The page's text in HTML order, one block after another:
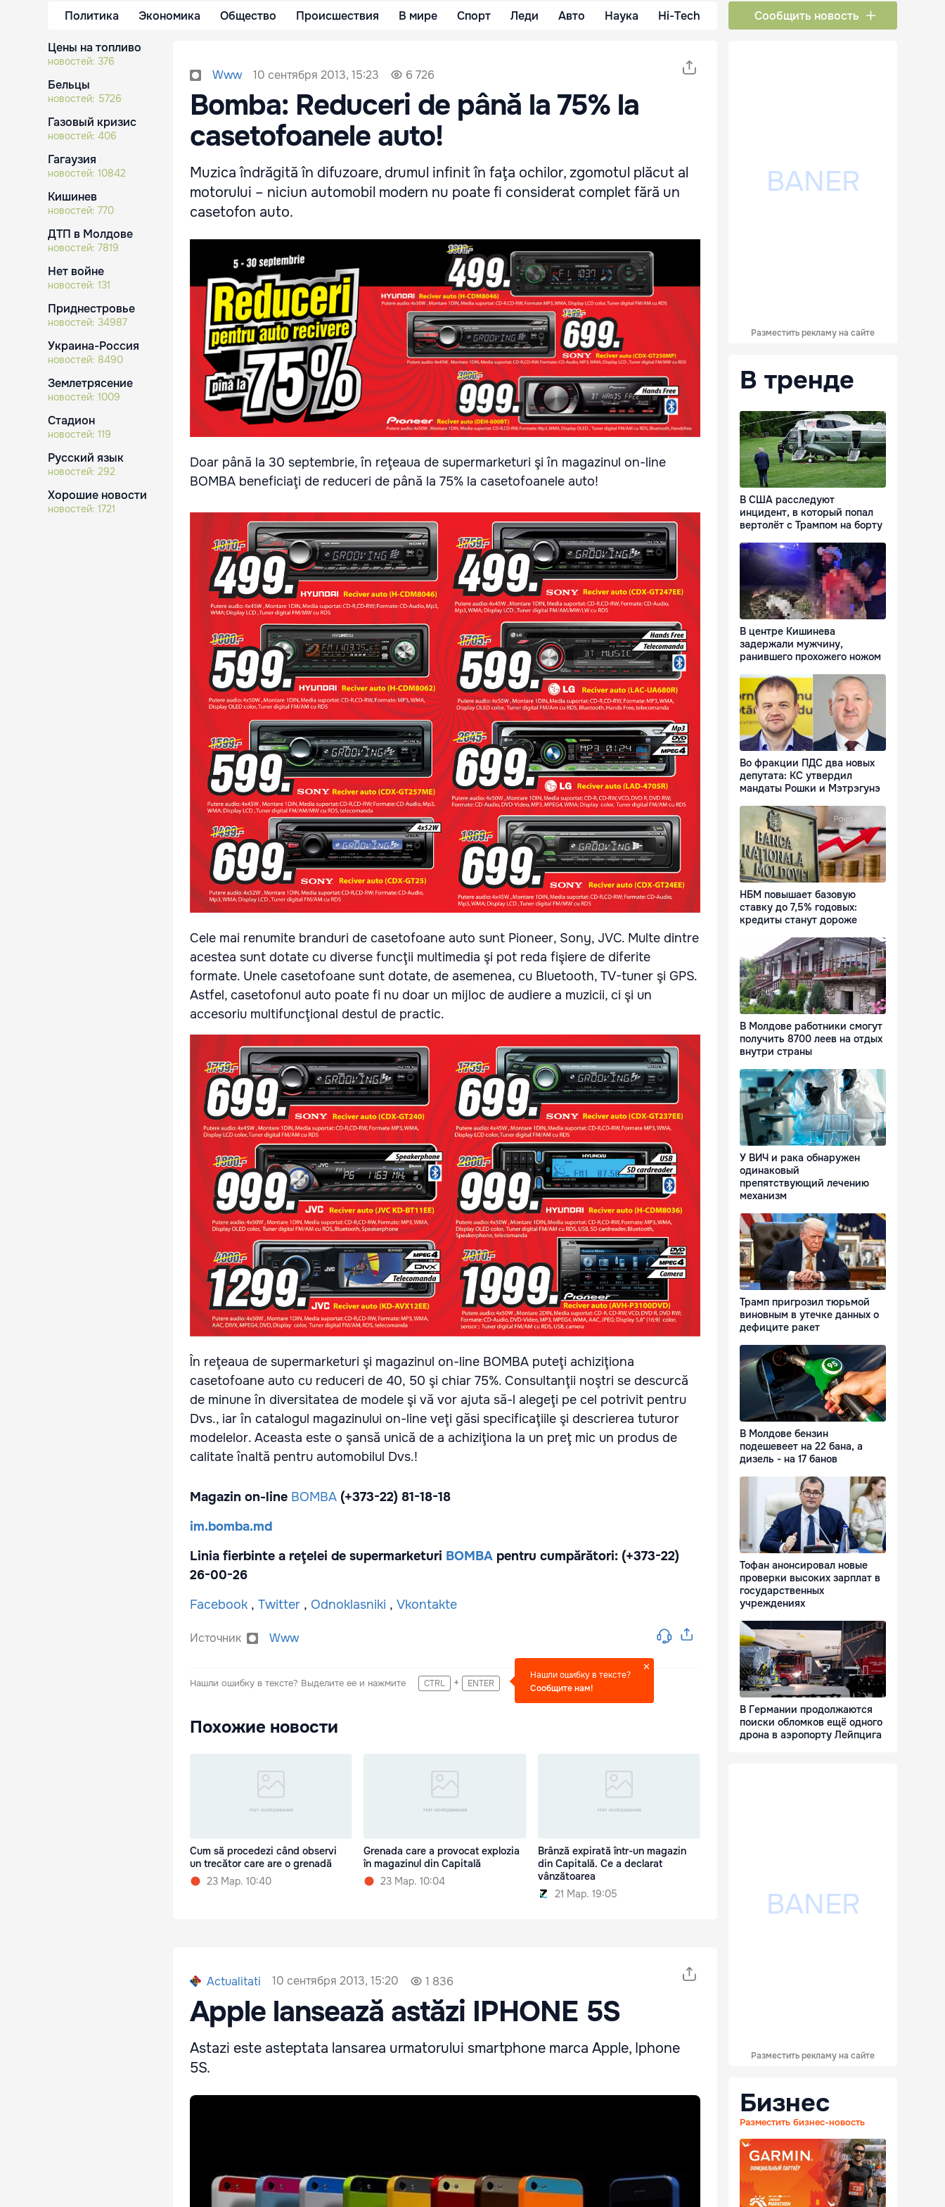
Политика Экономика Общество Происшествия В мире Спорт Леди Авто Наука Hi-Tech Сообщить новость
Цены на топливо
новостей: 376
Бельцы
новостей: 5726
Газовый кризис
новостей: 406
Гагаузия
новостей: 10842
Кишинев
новостей: 770
ДТП в Молдове
новостей: 7819
Нет войне
новостей: 131
Приднестровье
новостей: 34987
Украина-Россия
новостей: 8490
Землетрясение
новостей: 1009
Стадион
новостей: 119
Русский язык
новостей: 292
Хорошие новости
новостей: 1721
Www 10 сентября 2013, 15:23 6 726
Bomba: Reduceri de până la 75% la
casetofoanele auto!
Muzica îndrăgită în difuzoare, drumul infinit în faţa ochilor, zgomotul plăcut al
motorului – niciun automobil modern nu poate fi considerat complet fără un
casetofon auto.
Doar până la 30 septembrie, în reţeaua de supermarketuri şi în magazinul on-line
BOMBA beneficiaţi de reduceri de până la 75% la casetofoanele auto!
Cele mai renumite branduri de casetofoane auto sunt Pioneer, Sony, JVC. Multe dintre
acestea sunt dotate cu diverse funcţii multimedia şi pot reda fişiere de diferite
formate. Unele casetofoane sunt dotate, de asemenea, cu Bluetooth, TV-tuner şi GPS.
Astfel, casetofonul auto poate fi nu doar un mijloc de audiere a muzicii, ci şi un
accesoriu multifuncţional destul de practic.
În reţeaua de supermarketuri şi magazinul on-line BOMBA puteţi achiziţiona
casetofoane auto cu reduceri de 40, 50 şi chiar 75%. Consultanţii noştri se descurcă
de minune în diversitatea de modele şi vă vor ajuta să-l alegeţi pe cel potrivit pentru
Dvs., iar în catalogul magazinului on-line veţi găsi specificaţiile şi descrierea tuturor
modelelor. Aceasta este o şansă unică de a achiziţiona la un preţ mic un produs de
calitate înaltă pentru automobilul Dvs.!
Magazin on-line BOMBA (+373-22) 81­-18­-18
im.bomba.md
Linia fierbinte a reţelei de supermarketuri BOMBA pentru cumpărători: (+373-22)
26-00-26
Facebook , Twitter , Odnoklasniki , Vkontakte
Источник Www
Нашли ошибку в тексте? Выделите ее и нажмите CTRL + ENTER
Нашли ошибку в тексте?
Сообщите нам!
Похожие новости
Cum să procedezi când observi
un trecător care are o grenadă
23 Мар. 10:40
Grenada care a provocat explozia
în magazinul din Capitală
23 Мар. 10:04
Brânză expirată într-un magazin
din Capitală. Ce a declarat
vânzătoarea
21 Мар. 19:05
Actualitati 10 сентября 2013, 15:20 1 836
Apple lansează astăzi IPHONE 5S
Astazi este asteptata lansarea urmatorului smartphone marca Apple, Iphone
5S.
Разместить рекламу на сайте
В тренде
В США расследуют
инцидент, в который попал
вертолёт с Трампом на борту
В центре Кишинева
задержали мужчину,
ранившего прохожего ножом
Во фракции ПДС два новых
депутата: КС утвердил
мандаты Рошки и Мэтрэгунэ
НБМ повышает базовую
ставку до 7,5% годовых:
кредиты станут дороже
В Молдове работники смогут
получить 8700 леев на отдых
внутри страны
У ВИЧ и рака обнаружен
одинаковый
препятствующий лечению
механизм
Трамп пригрозил тюрьмой
виновным в утечке данных о
дефиците ракет
В Молдове бензин
подешевеет на 22 бана, а
дизель - на 17 банов
Тофан анонсировал новые
проверки высоких зарплат в
государственных
учреждениях
В Германии продолжаются
поиски обломков ещё одного
дрона в аэропорту Лейпцига
Разместить рекламу на сайте
Бизнес
Разместить бизнес-новость